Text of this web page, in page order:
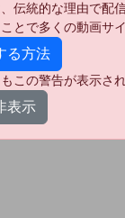
伝統的な理由で配
とで多くの動画サ
る方法
この警告が表示さ
表示